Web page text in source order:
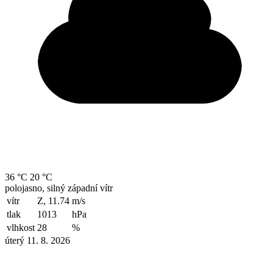
36 °C 20 °C
polojasno, silný západní vítr
vítr
Z, 11.74 m/s
tlak
1013
hPa
vlhkost 28
%
úterý 11. 8. 2026